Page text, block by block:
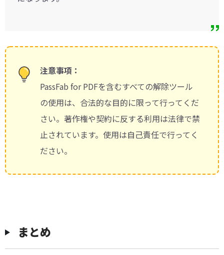
注意事項：
PassFab for PDFを含むすべての解除ツール
の使用は、合法的な目的に限って行ってくだ
さい。著作権や契約に反する利用は法律で禁
止されています。使用は自己責任で行ってく
ださい。
︎まとめ